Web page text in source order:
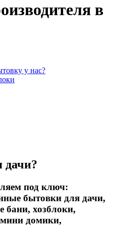
в
у нас?
дачи?
под ключ:
бытовки для дачи,
бани, хозблоки,
домики,